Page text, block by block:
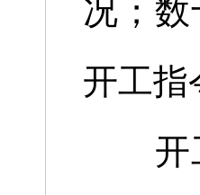
况；
开工指
开工